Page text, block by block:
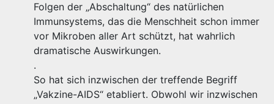
Folgen der „Abschaltung“ des natürlichen
Immunsystems, das die Menschheit schon immer
vor Mikroben aller Art schützt, hat wahrlich
dramatische Auswirkungen.
.
So hat sich inzwischen der treffende Begriff
„Vakzine-AIDS“ etabliert. Obwohl wir inzwischen